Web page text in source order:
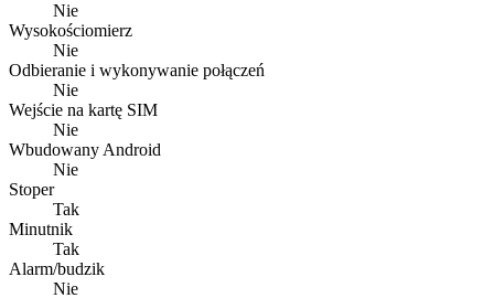
Nie
Wysokościomierz
Nie
Odbieranie i wykonywanie połączeń
Nie
Wejście na kartę SIM
Nie
Wbudowany Android
Nie
Stoper
Tak
Minutnik
Tak
Alarm/budzik
Nie